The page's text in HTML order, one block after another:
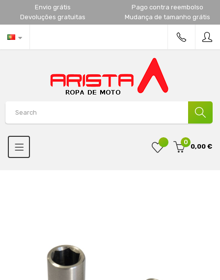
Envio grátis
Pago contra reembolso
Devoluções gratuitas
Mudança de tamanho grátis
0
0,00 €